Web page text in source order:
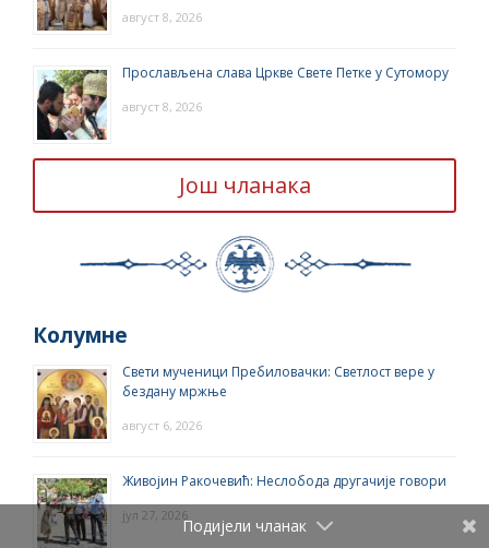
август 8, 2026
Прослављена слава Цркве Свете Петке у Сутомору
август 8, 2026
Још чланака
Колумне
Свети мученици Пребиловачки: Светлост вере у
бездану мржње
август 6, 2026
Живојин Ракочевић: Неслобода другачије говори
јул 27, 2026
Подијели чланак